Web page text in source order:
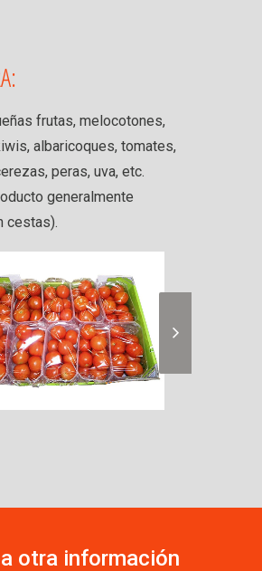
frutas, melocotones,
albaricoques, tomates,
peras, uva, etc.
generalmente
cestas).
otra información